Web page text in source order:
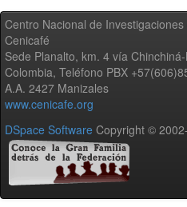
Centro Nacional de
Cenicafé
Sede Planalto, km. 4 vía
Colombia, Teléfono PBX
A.A. 2427 Manizales
www.cenicafe.org
DSpace Software Copyright ©